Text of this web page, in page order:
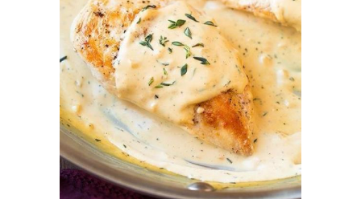
Каша с куриной грудкой Грудка в духовке
Грудка на сковороде Грудка в фольге